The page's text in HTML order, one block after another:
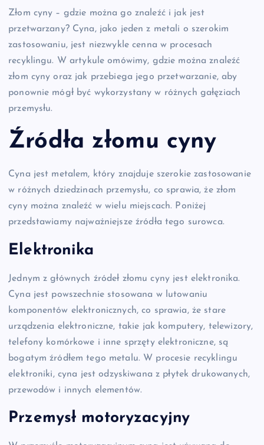
Złom cyny – gdzie można go znaleźć i jak jest
przetwarzany? Cyna, jako jeden z metali o szerokim
zastosowaniu, jest niezwykle cenna w procesach
recyklingu. W artykule omówimy, gdzie można znaleźć
złom cyny oraz jak przebiega jego przetwarzanie, aby
ponownie mógł być wykorzystany w różnych gałęziach
przemysłu.
Źródła złomu cyny
Cyna jest metalem, który znajduje szerokie zastosowanie
w różnych dziedzinach przemysłu, co sprawia, że złom
cyny można znaleźć w wielu miejscach. Poniżej
przedstawiamy najważniejsze źródła tego surowca.
Elektronika
Jednym z głównych źródeł złomu cyny jest elektronika.
Cyna jest powszechnie stosowana w lutowaniu
komponentów elektronicznych, co sprawia, że stare
urządzenia elektroniczne, takie jak komputery, telewizory,
telefony komórkowe i inne sprzęty elektroniczne, są
bogatym źródłem tego metalu. W procesie recyklingu
elektroniki, cyna jest odzyskiwana z płytek drukowanych,
przewodów i innych elementów.
Przemysł motoryzacyjny